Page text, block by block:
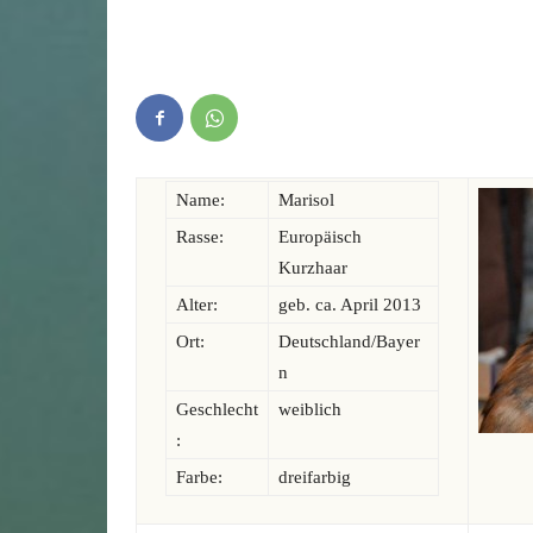
Name:
Marisol
Rasse:
Europäisch
Kurzhaar
Alter:
geb. ca. April 2013
Ort:
Deutschland/Bayer
n
Geschlecht
:
weiblich
Farbe: dreifarbig